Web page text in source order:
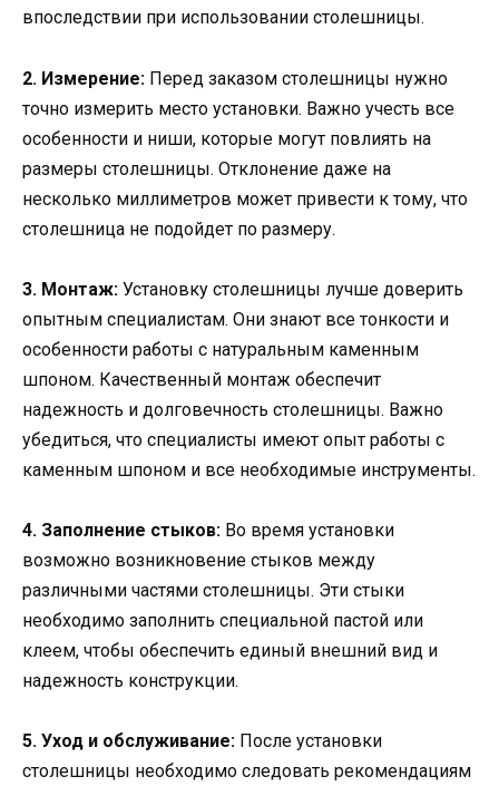
впоследствии при использовании столешницы.
2. Измерение: Перед заказом столешницы нужно
точно измерить место установки. Важно учесть все
особенности и ниши, которые могут повлиять на
размеры столешницы. Отклонение даже на
несколько миллиметров может привести к тому, что
столешница не подойдет по размеру.
3. Монтаж: Установку столешницы лучше доверить
опытным специалистам. Они знают все тонкости и
особенности работы с натуральным каменным
шпоном. Качественный монтаж обеспечит
надежность и долговечность столешницы. Важно
убедиться, что специалисты имеют опыт работы с
каменным шпоном и все необходимые инструменты.
4. Заполнение стыков: Во время установки
возможно возникновение стыков между
различными частями столешницы. Эти стыки
необходимо заполнить специальной пастой или
клеем, чтобы обеспечить единый внешний вид и
надежность конструкции.
5. Уход и обслуживание: После установки
столешницы необходимо следовать рекомендациям